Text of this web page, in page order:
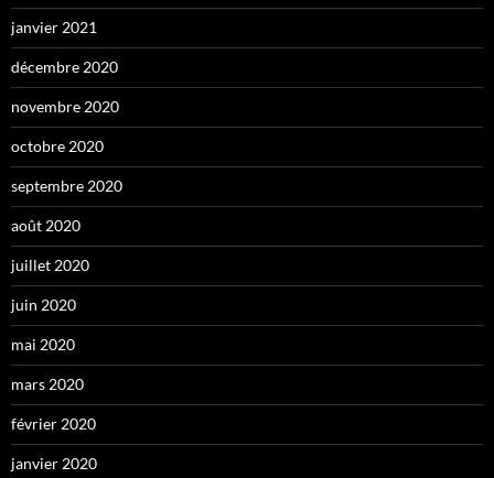
janvier 2021
décembre 2020
novembre 2020
octobre 2020
septembre 2020
août 2020
juillet 2020
juin 2020
mai 2020
mars 2020
février 2020
janvier 2020